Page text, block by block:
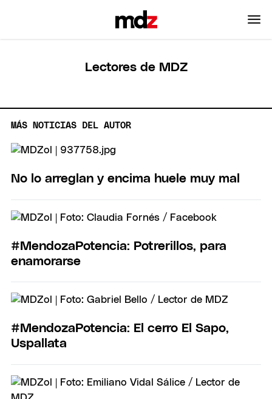
Lectores de MDZ
MÁS NOTICIAS DEL AUTOR
No lo arreglan y encima huele muy mal
#MendozaPotencia: Potrerillos, para
enamorarse
#MendozaPotencia: El cerro El Sapo,
Uspallata